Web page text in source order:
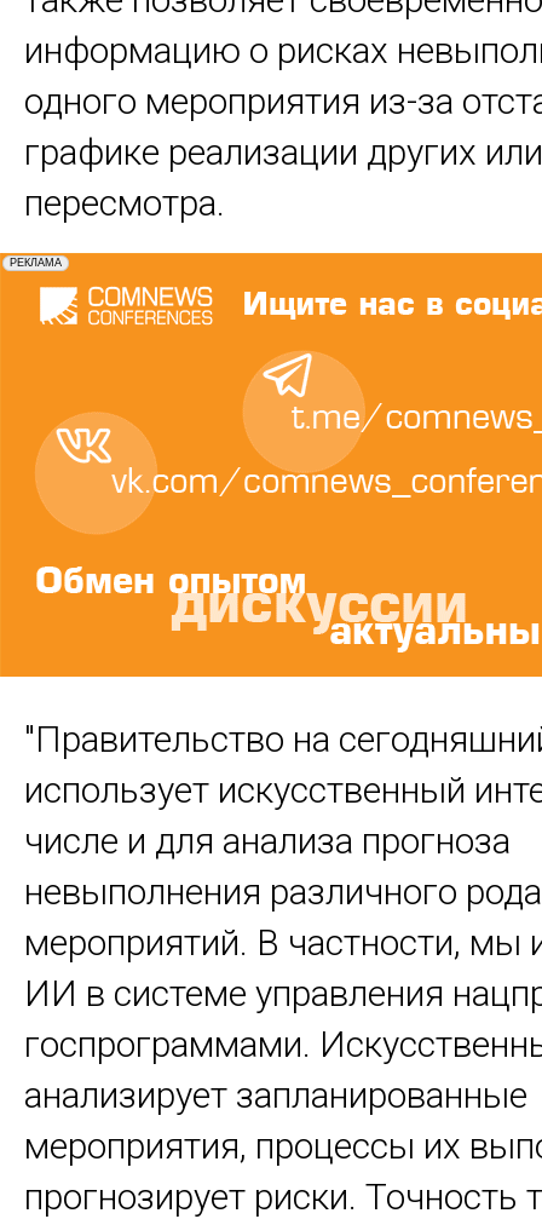
информацию о рисках
одного мероприятия из-за
графике реализации других
пересмотра.
"Правительство на
использует искусственный
числе и для анализа прогноза
невыполнения различного
мероприятий. В частности, мы
ИИ в системе управления
госпрограммами.
анализирует запланированные
мероприятия, процессы их
прогнозирует риски. Точность